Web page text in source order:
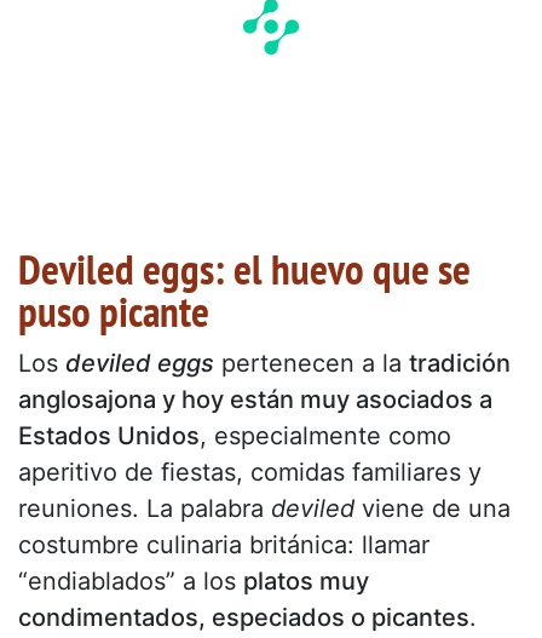
Deviled eggs: el huevo que se
puso picante
Los deviled eggs pertenecen a la tradición
anglosajona y hoy están muy asociados a
Estados Unidos, especialmente como
aperitivo de fiestas, comidas familiares y
reuniones. La palabra deviled viene de una
costumbre culinaria británica: llamar
“endiablados” a los platos muy
condimentados, especiados o picantes.